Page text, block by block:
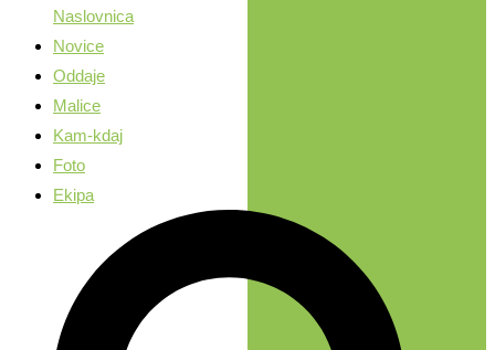
Naslovnica
Novice
Oddaje
Malice
Kam-kdaj
Foto
Ekipa